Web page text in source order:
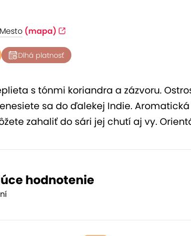
(mapa)
Dlhá platnosť
s tónmi koriandra a zázvoru.
sa do ďalekej Indie.
zahaliť do sári jej chutí aj vy.
hodnotenie